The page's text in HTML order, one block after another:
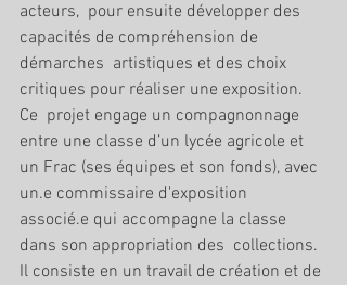
acteurs,  pour ensuite développer des
capacités de compréhension de
démarches  artistiques et des choix
critiques pour réaliser une exposition.
Ce  projet engage un compagnonnage
entre une classe d’un lycée agricole et
un Frac (ses équipes et son fonds), avec
un.e commissaire d'exposition
associé.e qui accompagne la classe
dans son appropriation des  collections.
Il consiste en un travail de création et de